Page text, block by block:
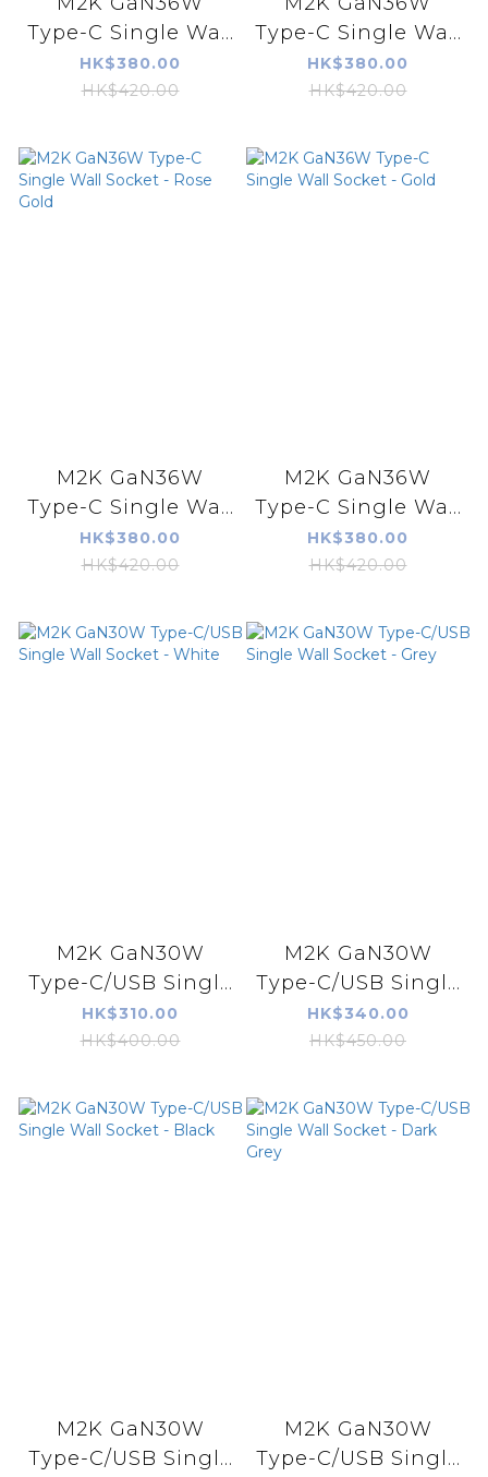
Type-C Single Wa...
HK$380.00
HK$420.00
Type-C Single Wa...
HK$380.00
HK$420.00
M2K GaN36W
Type-C Single Wa...
HK$380.00
HK$420.00
M2K GaN36W
Type-C Single Wa...
HK$380.00
HK$420.00
M2K GaN30W
Type-C/USB Singl...
HK$310.00
HK$400.00
M2K GaN30W
Type-C/USB Singl...
HK$340.00
HK$450.00
M2K GaN30W
Type-C/USB Singl...
M2K GaN30W
Type-C/USB Singl...